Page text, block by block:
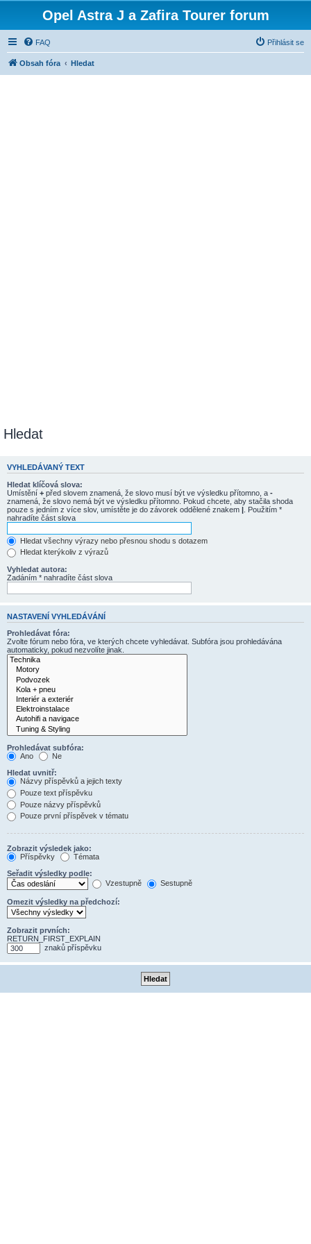
Opel Astra J a Zafira Tourer forum
FAQ Přihlásit se
Obsah fóra Hledat
Hledat
VYHLEDÁVANÝ TEXT
Hledat klíčová slova:
Umístění + před slovem znamená, že slovo musí být ve výsledku přítomno, a -
znamená, že slovo nemá být ve výsledku přítomno. Pokud chcete, aby stačila shoda
pouze s jedním z více slov, umístěte je do závorek oddělené znakem | . Použitím *
nahradíte část slova
Hledat všechny výrazy nebo přesnou shodu s dotazem
Hledat kterýkoliv z výrazů
Vyhledat autora:
Zadáním * nahradíte část slova
NASTAVENÍ VYHLEDÁVÁNÍ
Prohledávat fóra:
Zvolte fórum nebo fóra, ve kterých chcete vyhledávat. Subfóra jsou prohledávána
automaticky, pokud nezvolíte jinak.
Prohledávat subfóra:
Ano
Ne
Hledat uvnitř:
Názvy příspěvků a jejich texty
Pouze text příspěvku
Pouze názvy příspěvků
Pouze první příspěvek v tématu
Zobrazit výsledek jako:
Příspěvky
Témata
Seřadit výsledky podle:
Vzestupně
Sestupně
Omezit výsledky na předchozí:
Zobrazit prvních:
RETURN_FIRST_EXPLAIN
znaků příspěvku